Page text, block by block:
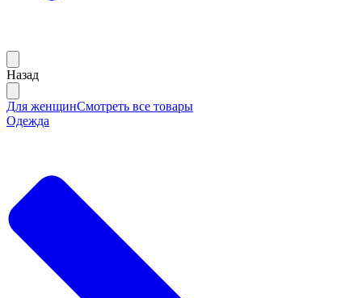
Назад
Для женщинСмотреть все товары
Одежда